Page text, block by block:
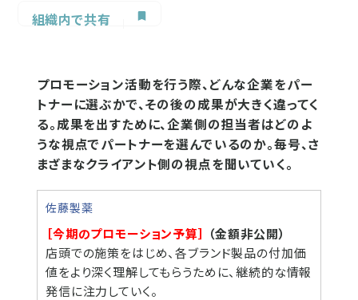
組織内で共有
プロモーション活動を行う際、どんな企業をパー
トナーに選ぶかで、その後の成果が大きく違ってく
る。成果を出すために、企業側の担当者はどのよ
うな視点でパートナーを選んでいるのか。毎号、さ
まざまなクライアント側の視点を聞いていく。
佐藤製薬
［今期のプロモーション予算］ （金額非公開）
店頭での施策をはじめ、各ブランド製品の付加価
値をより深く理解してもらうために、継続的な情報
発信に注力していく。